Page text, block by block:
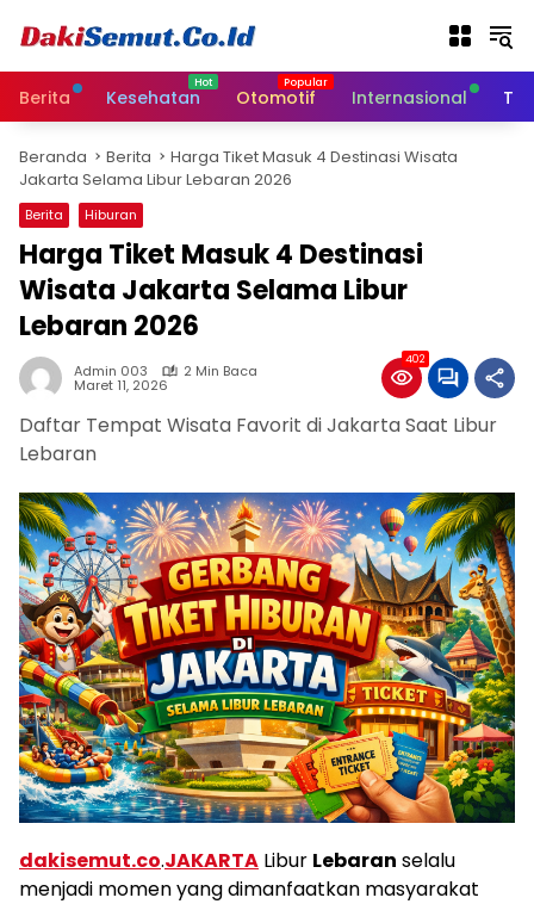
Berita Kesehatan Otomotif Internasional
Beranda Berita
Harga Tiket Masuk 4 Destinasi Wisata
Jakarta Selama Libur Lebaran 2026
Berita Hiburan
Harga Tiket Masuk 4 Destinasi
Wisata Jakarta Selama Libur
Lebaran 2026
Admin 003 2 Min Baca
Maret 11, 2026
402
Daftar Tempat Wisata Favorit di Jakarta Saat Libur
Lebaran
dakisemut.co.JAKARTA Libur Lebaran selalu
menjadi momen yang dimanfaatkan masyarakat